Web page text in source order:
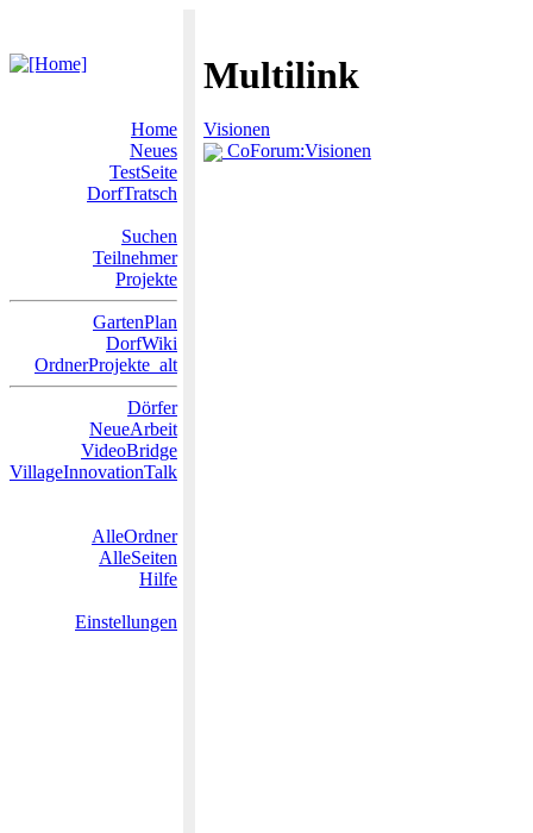
Multilink
Home
Neues
TestSeite
DorfTratsch
Suchen
Teilnehmer
Projekte
GartenPlan
DorfWiki
OrdnerProjekte_alt
Dörfer
NeueArbeit
VideoBridge
VillageInnovationTalk
AlleOrdner
AlleSeiten
Hilfe
Einstellungen
Visionen
CoForum:Visionen